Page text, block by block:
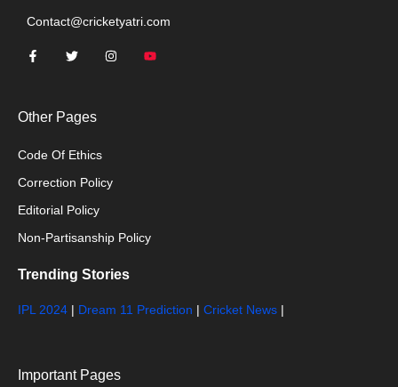
Contact@cricketyatri.com
Other Pages
Code Of Ethics
Correction Policy
Editorial Policy
Non-Partisanship Policy
Trending Stories
IPL 2024 | Dream 11 Prediction | Cricket News |
Important Pages